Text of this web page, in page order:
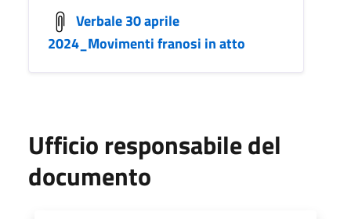
Verbale 30 aprile
2024_Movimenti franosi in atto
Ufficio responsabile del
documento